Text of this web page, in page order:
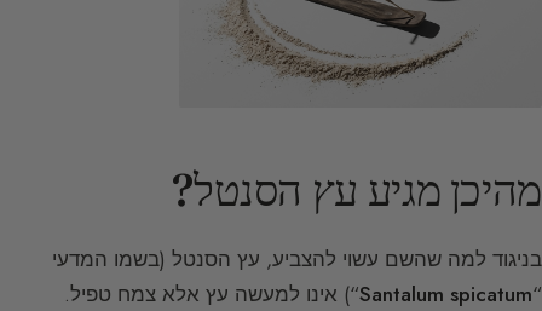
מהיכן מגיע עץ הסנטל?
בניגוד למה שהשם עשוי להצביע, עץ הסנטל (בשמו המדעי
“
Santalum spicatum“) אינו למעשה עץ אלא צמח טפיל.